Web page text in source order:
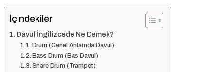
İçindekiler
Davul İngilizcede Ne Demek?
Drum (Genel Anlamda Davul)
Bass Drum (Bas Davul)
Snare Drum (Trampet)